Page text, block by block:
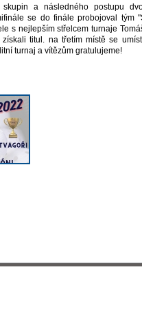
skupin a následného postupu
se do finále probojoval tým
s nejlepším střelcem turnaje
titul. na třetím místě se
turnaj a vítězům gratulujeme!